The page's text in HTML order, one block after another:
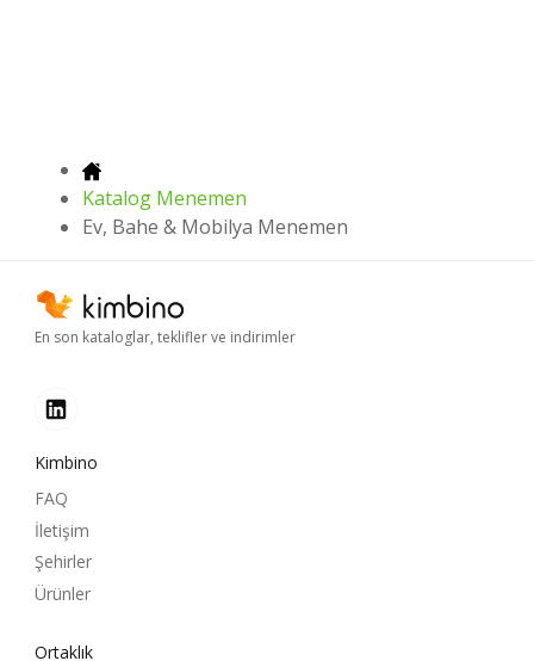
Katalog Menemen
Ev, Bahe & Mobilya Menemen
En son kataloglar, teklifler ve indirimler
Kimbino
FAQ
İletişim
Şehirler
Ürünler
Ortaklık